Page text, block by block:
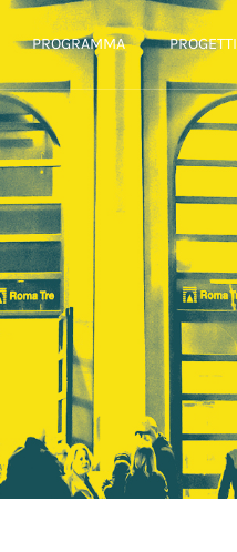
PROGRAMMA PROGETTI